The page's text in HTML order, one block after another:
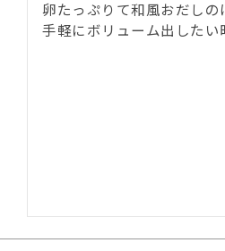
卵たっぷりて和風おだしの
手軽にボリューム出したい